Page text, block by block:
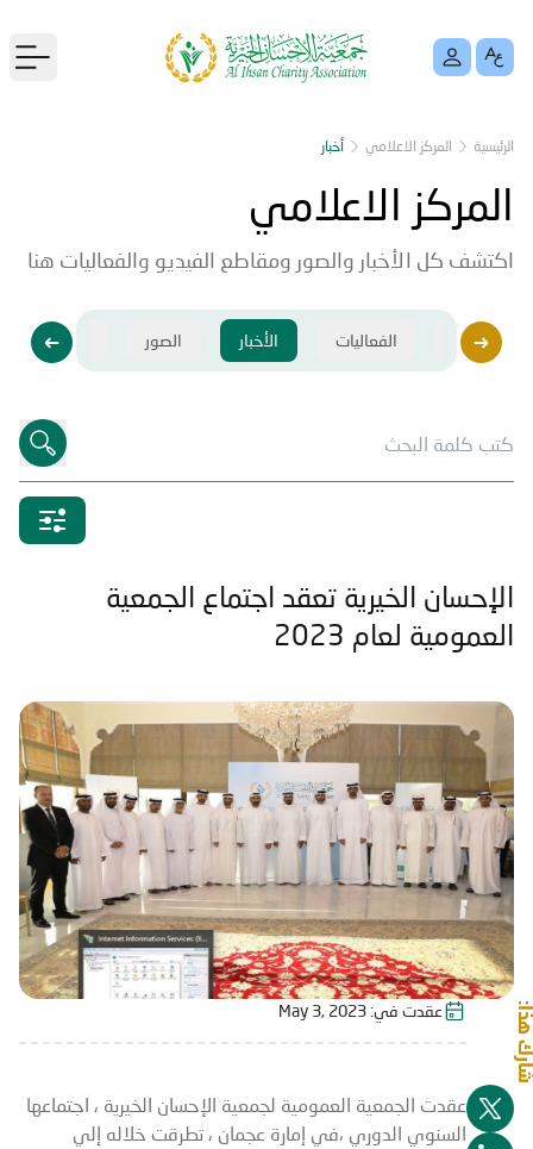
الرئيسية المركز الاعلامي أخبار
المركز الاعلامي
اكتشف كل الأخبار والصور ومقاطع الفيديو والفعاليات هنا
فيديو الفعاليات الأخبار الصور فيديو
الإحسان الخيرية تعقد اجتماع الجمعية
العمومية لعام 2023
شارك هذا: عقدت في: May 3, 2023
عقدت الجمعية العمومية لجمعية الإحسان الخيرية ، اجتماعها
السنوي الدوري ،في إمارة عجمان ، تطرقت خلاله إلي